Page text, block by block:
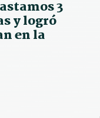
3
y logró
en la